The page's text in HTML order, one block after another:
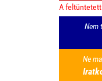
A feltüntetett
Nem
Ne